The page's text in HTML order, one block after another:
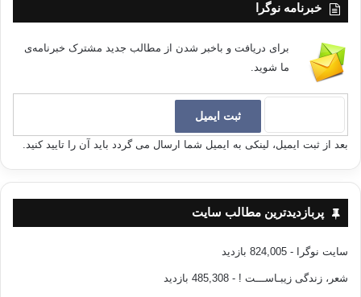
خبرنامه نوگرا
برای دریافت و باخبر شدن از مطالب جدید مشترک خبرنامه‌ی
ما شوید.
بعد از ثبت ایمیل، لینکی به ایمیل شما ارسال می گردد باید آن را تایید کنید.
پربازدیدترین مطالب سایت
سایت نوگرا - 824,005 بازدید
شعر، زندگی زیبـاســـت ! - 485,308 بازدید